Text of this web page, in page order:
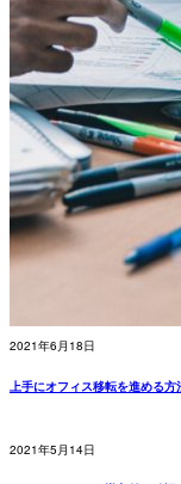
2021年6月18日
上手にオフィス移転を進める
2021年5月14日